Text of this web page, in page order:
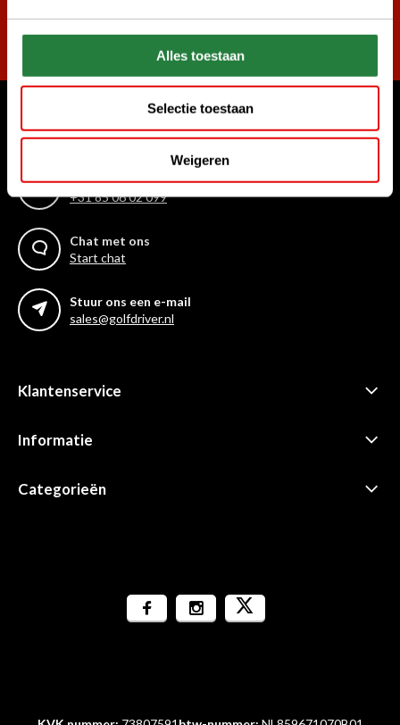
Alles toestaan
Selectie toestaan
Weigeren
Abonneer
Waar kunnen we u mee helpen?
Bel ons gerust
+31 85 06 02 099
Chat met ons
Start chat
Stuur ons een e-mail
sales@golfdriver.nl
Klantenservice
Informatie
Categorieën